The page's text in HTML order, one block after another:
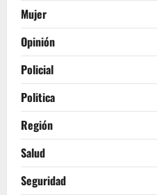
Mujer
Opinión
Policial
Politica
Región
Salud
Seguridad